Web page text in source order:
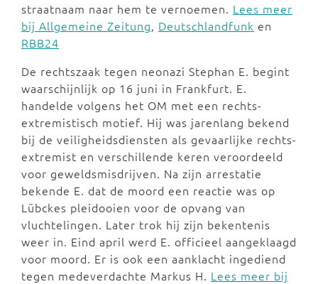
straatnaam naar hem te vernoemen. Lees meer
bij Allgemeine Zeitung, Deutschlandfunk en
RBB24
De rechtszaak tegen neonazi Stephan E. begint
waarschijnlijk op 16 juni in Frankfurt. E.
handelde volgens het OM met een rechts-
extremistisch motief. Hij was jarenlang bekend
bij de veiligheidsdiensten als gevaarlijke rechts-
extremist en verschillende keren veroordeeld
voor geweldsmisdrijven. Na zijn arrestatie
bekende E. dat de moord een reactie was op
Lübckes pleidooien voor de opvang van
vluchtelingen. Later trok hij zijn bekentenis
weer in. Eind april werd E. officieel aangeklaagd
voor moord. Er is ook een aanklacht ingediend
tegen medeverdachte Markus H. Lees meer bij